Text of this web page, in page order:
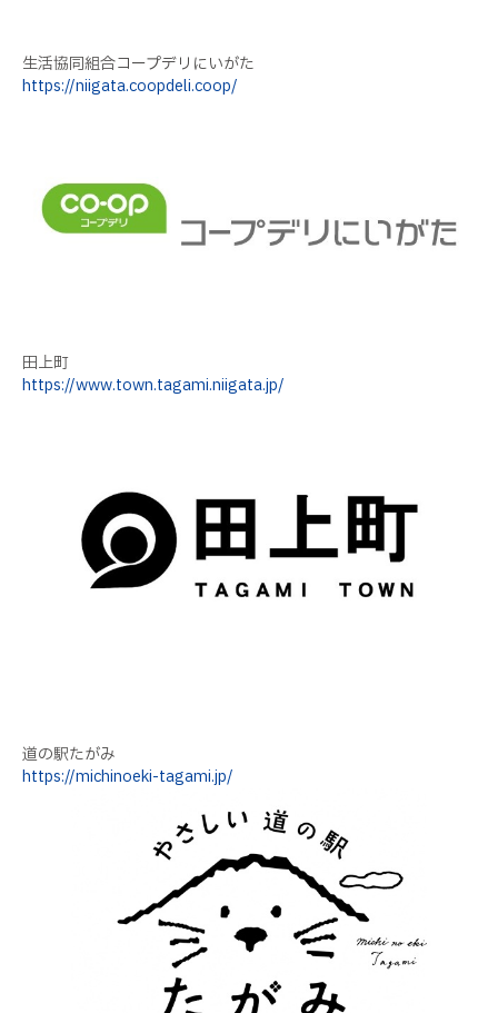
生活協同組合コープデリにいがた
https://niigata.coopdeli.coop/
田上町
https://www.town.tagami.niigata.jp/
道の駅たがみ
https://michinoeki-tagami.jp/